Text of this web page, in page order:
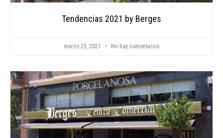
Tendencias 2021 by Berges
marzo 23, 2021 No hay comentarios